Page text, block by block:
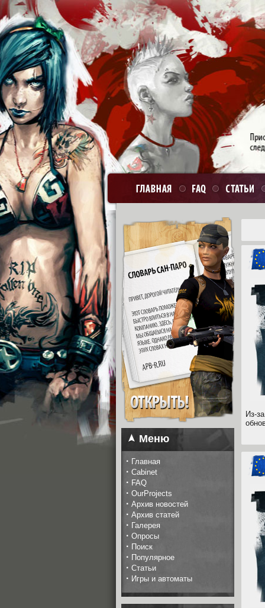
Меню
· Главная
· Cabinet
· FAQ
· OurProjects
· Архив новостей
· Архив статей
· Галерея
· Опросы
· Поиск
· Популярное
· Статьи
· Игры и автоматы
Из-